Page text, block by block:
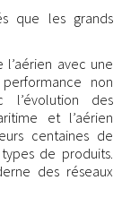
que les grands
avec une
non
l’évolution des
et l’aérien
centaines de
de produits.
des réseaux